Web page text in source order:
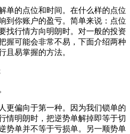
单的点位和时间。在什么样的点位
到你账户的盈亏。简单来说：点位
找行情方向明朗时。对一般的投资
握可能会非常不易，下面介绍两种
且易掌握的方法。
更偏向于第一种。因为我们锁单的
情明朗时，把逆势单解掉即等于切
势单并不等于亏损单。另一顺势单